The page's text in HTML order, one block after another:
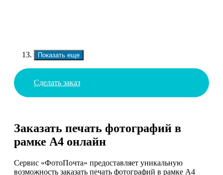
Показать еще
Сделать заказ
Заказать печать фотографий в
рамке А4 онлайн
Сервис «ФотоПочта» предоставляет уникальную
возможность заказать печать фотографий в рамке А4